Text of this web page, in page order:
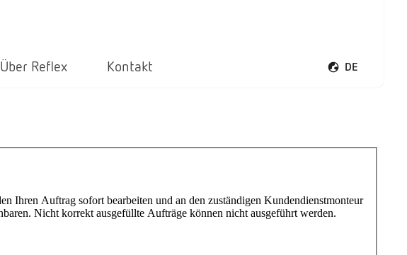
Über Reflex Kontakt DE
Sprachmenü